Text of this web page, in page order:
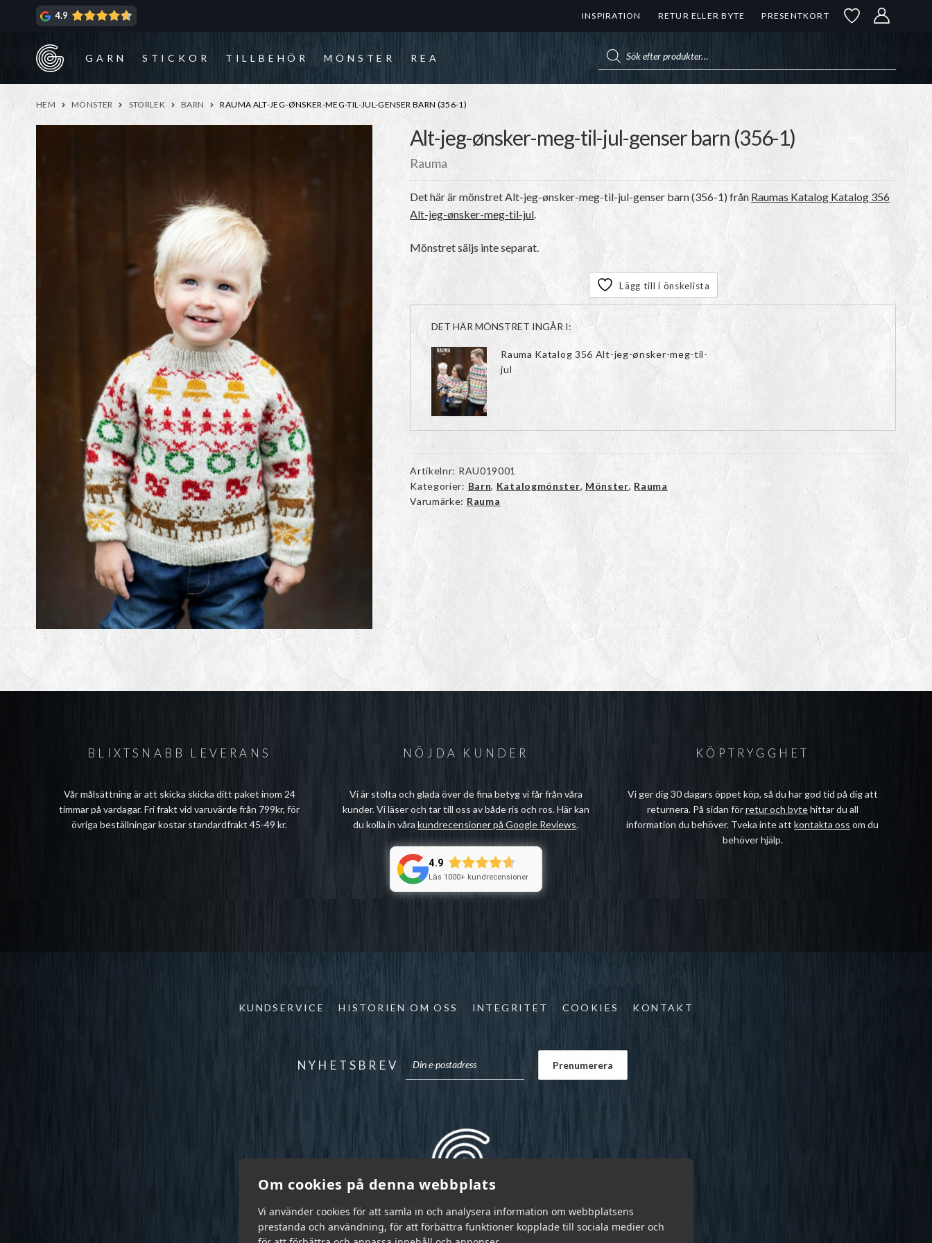
Om cookies på denna webbplats
Vi använder cookies för att samla in och analysera information om webbplatsens
prestanda och användning, för att förbättra funktioner kopplade till sociala medier och
4.9 INSPIRATION RETUR ELLER BYTE PRESENTKORT
GARN STICKOR TILLBEHÖR MÖNSTER REA
HEM MÖNSTER STORLEK BARN RAUMA ALT-JEG-ØNSKER-MEG-TIL-JUL-GENSER BARN (356-1)
Alt-jeg-ønsker-meg-til-jul-genser barn (356-1)
Rauma
Det här är mönstretAlt-jeg-ønsker-meg-til-jul-genser barn (356-1)från Raumas Katalog Katalog 356
Alt-jeg-ønsker-meg-til-jul.
Mönstret säljs inte separat.
Lägg till i önskelista
DET HÄR MÖNSTRET INGÅR I:
Rauma Katalog 356 Alt-jeg-ønsker-meg-til-
jul
Artikelnr: RAU019001
Kategorier: Barn, Katalogmönster, Mönster, Rauma
Varumärke: Rauma
BLIXTSNABB LEVERANS
Vår målsättning är att skicka skicka ditt paket inom 24
timmar på vardagar. Fri frakt vid varuvärde från 799kr, för
övriga beställningar kostar standardfrakt 45-49 kr.
NÖJDA KUNDER
Vi är stolta och glada över de fina betyg vi får från våra
kunder. Vi läser och tar till oss av både ris och ros. Här kan
du kolla in vårakundrecensioner på Google Reviews.
4.9
Läs 1000+ kundrecensioner
KÖPTRYGGHET
Vi ger dig 30 dagars öppet köp, så du har god tid på dig att
returnera. På sidan förretur och bytehittar du all
information du behöver. Tveka inte attkontakta oss om du
behöver hjälp.
KUNDSERVICE HISTORIEN OM OSS INTEGRITET COOKIES KONTAKT
NYHETSBREV